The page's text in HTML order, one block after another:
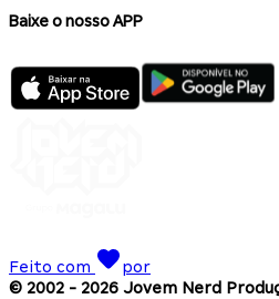
Baixe o nosso APP
Feito com
por
© 2002 - 2026 Jovem Nerd